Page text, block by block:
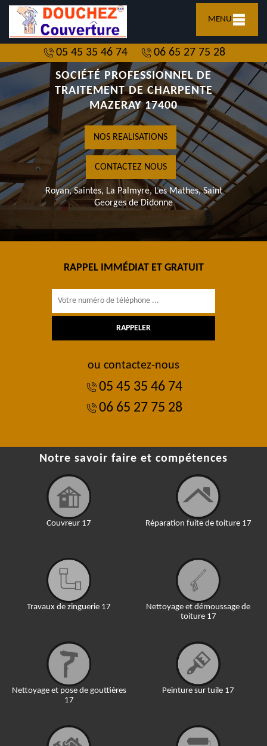
MENU
05 45 35 46 74
06 65 27 75 28
SOCIÉTÉ PROFESSIONNEL DE
TRAITEMENT DE CHARPENTE
MAZERAY 17400
NOS REALISATIONS
CONTACTEZ NOUS
Royan, Saintes, La Palmyre, Les Mathes, Saint
Georges de Didonne
RAPPEL IMMÉDIAT ET GRATUIT
ou contactez-nous
05 45 35 46 74
06 65 27 75 28
Notre savoir faire et compétences
Couvreur 17
Travaux de zinguerie 17
Nettoyage et pose de gouttières
17
Réparation fuite de toiture 17
Nettoyage et démoussage de
toiture 17
Peinture sur tuile 17